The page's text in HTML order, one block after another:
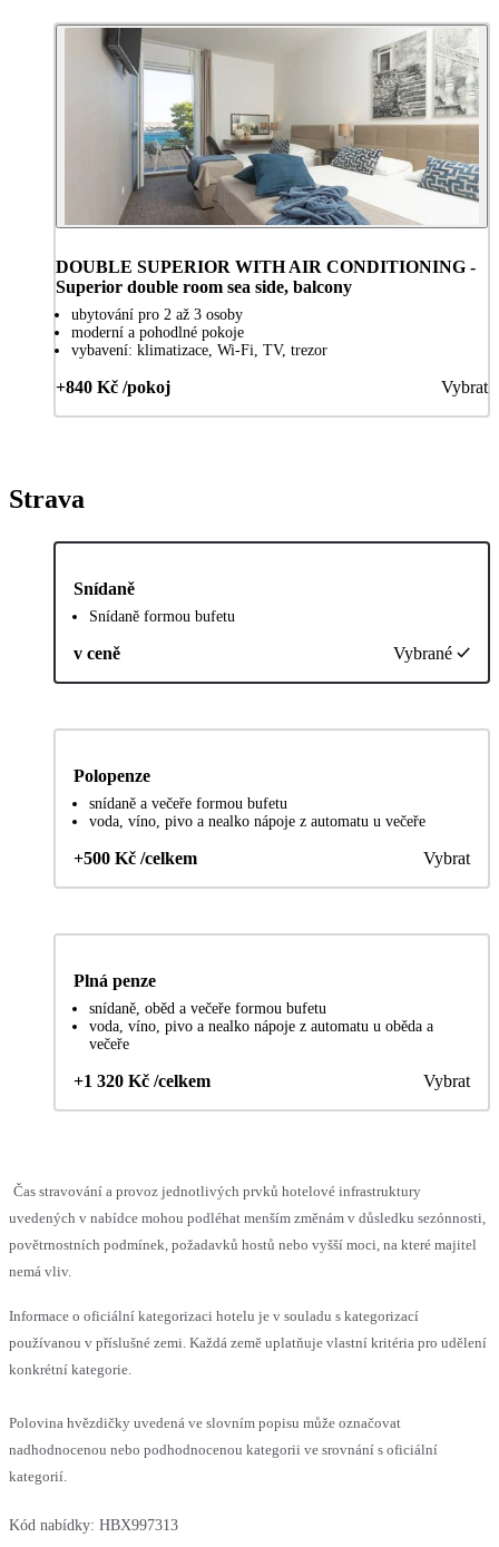
DOUBLE SUPERIOR WITH AIR CONDITIONING -
Superior double room sea side, balcony
ubytování pro 2 až 3 osoby
moderní a pohodlné pokoje
vybavení: klimatizace, Wi-Fi, TV, trezor
+840 Kč /pokoj Vybrat
Strava
Snídaně
Snídaně formou bufetu
v ceně Vybrané
Polopenze
snídaně a večeře formou bufetu
voda, víno, pivo a nealko nápoje z automatu u večeře
+500 Kč /celkem Vybrat
Plná penze
snídaně, oběd a večeře formou bufetu
voda, víno, pivo a nealko nápoje z automatu u oběda a
večeře
+1 320 Kč /celkem Vybrat
Čas stravování a provoz jednotlivých prvků hotelové infrastruktury
uvedených v nabídce mohou podléhat menším změnám v důsledku sezónnosti,
povětrnostních podmínek, požadavků hostů nebo vyšší moci, na které majitel
nemá vliv.
Informace o oficiální kategorizaci hotelu je v souladu s kategorizací
používanou v příslušné zemi. Každá země uplatňuje vlastní kritéria pro udělení
konkrétní kategorie.
Polovina hvězdičky uvedená ve slovním popisu může označovat
nadhodnocenou nebo podhodnocenou kategorii ve srovnání s oficiální
kategorií.
Kód nabídky: HBX997313